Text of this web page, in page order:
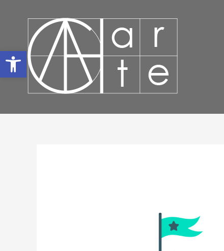
Abrir barra de herramientas